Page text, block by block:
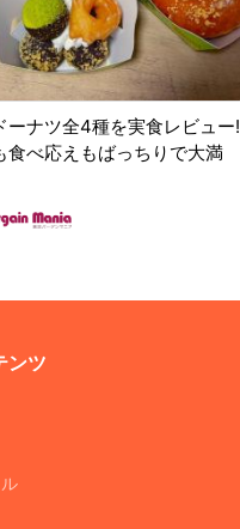
ーナツ全4種を実食レビュー!
食べ応えもばっちりで大満
ンツ